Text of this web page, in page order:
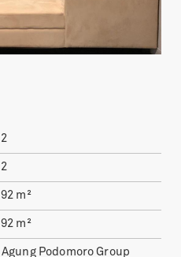
2
2
92 m²
92 m²
Agung Podomoro Group